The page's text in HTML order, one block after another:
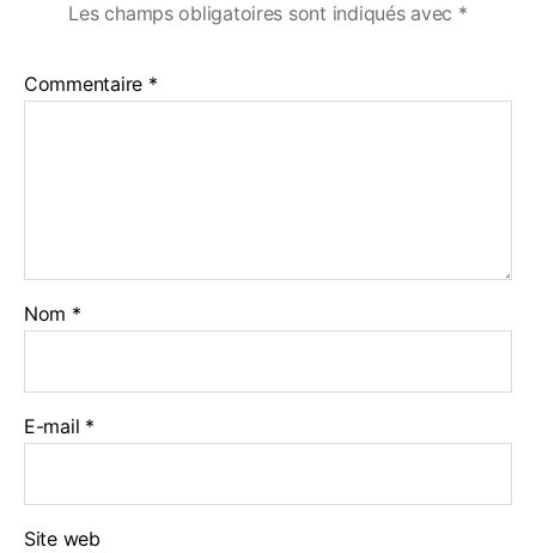
Les champs obligatoires sont indiqués avec *
Commentaire *
Nom *
E-mail *
Site web